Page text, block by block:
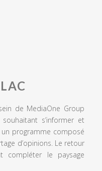
de MediaOne Group
s’informer et
programme composé
d’opinions. Le retour
compléter le paysage